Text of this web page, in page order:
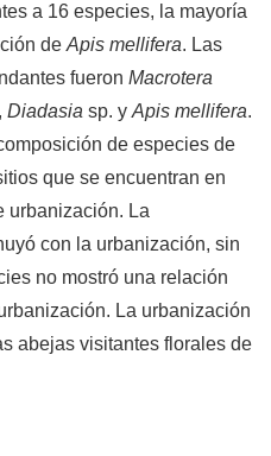
a 16 especies, la mayoría
de Apis mellifera. Las
fueron Macrotera
, Diadasia sp. y Apis mellifera.
de especies de
que se encuentran en
urbanización. La
con la urbanización, sin
no mostró una relación
La urbanización
abejas visitantes florales de